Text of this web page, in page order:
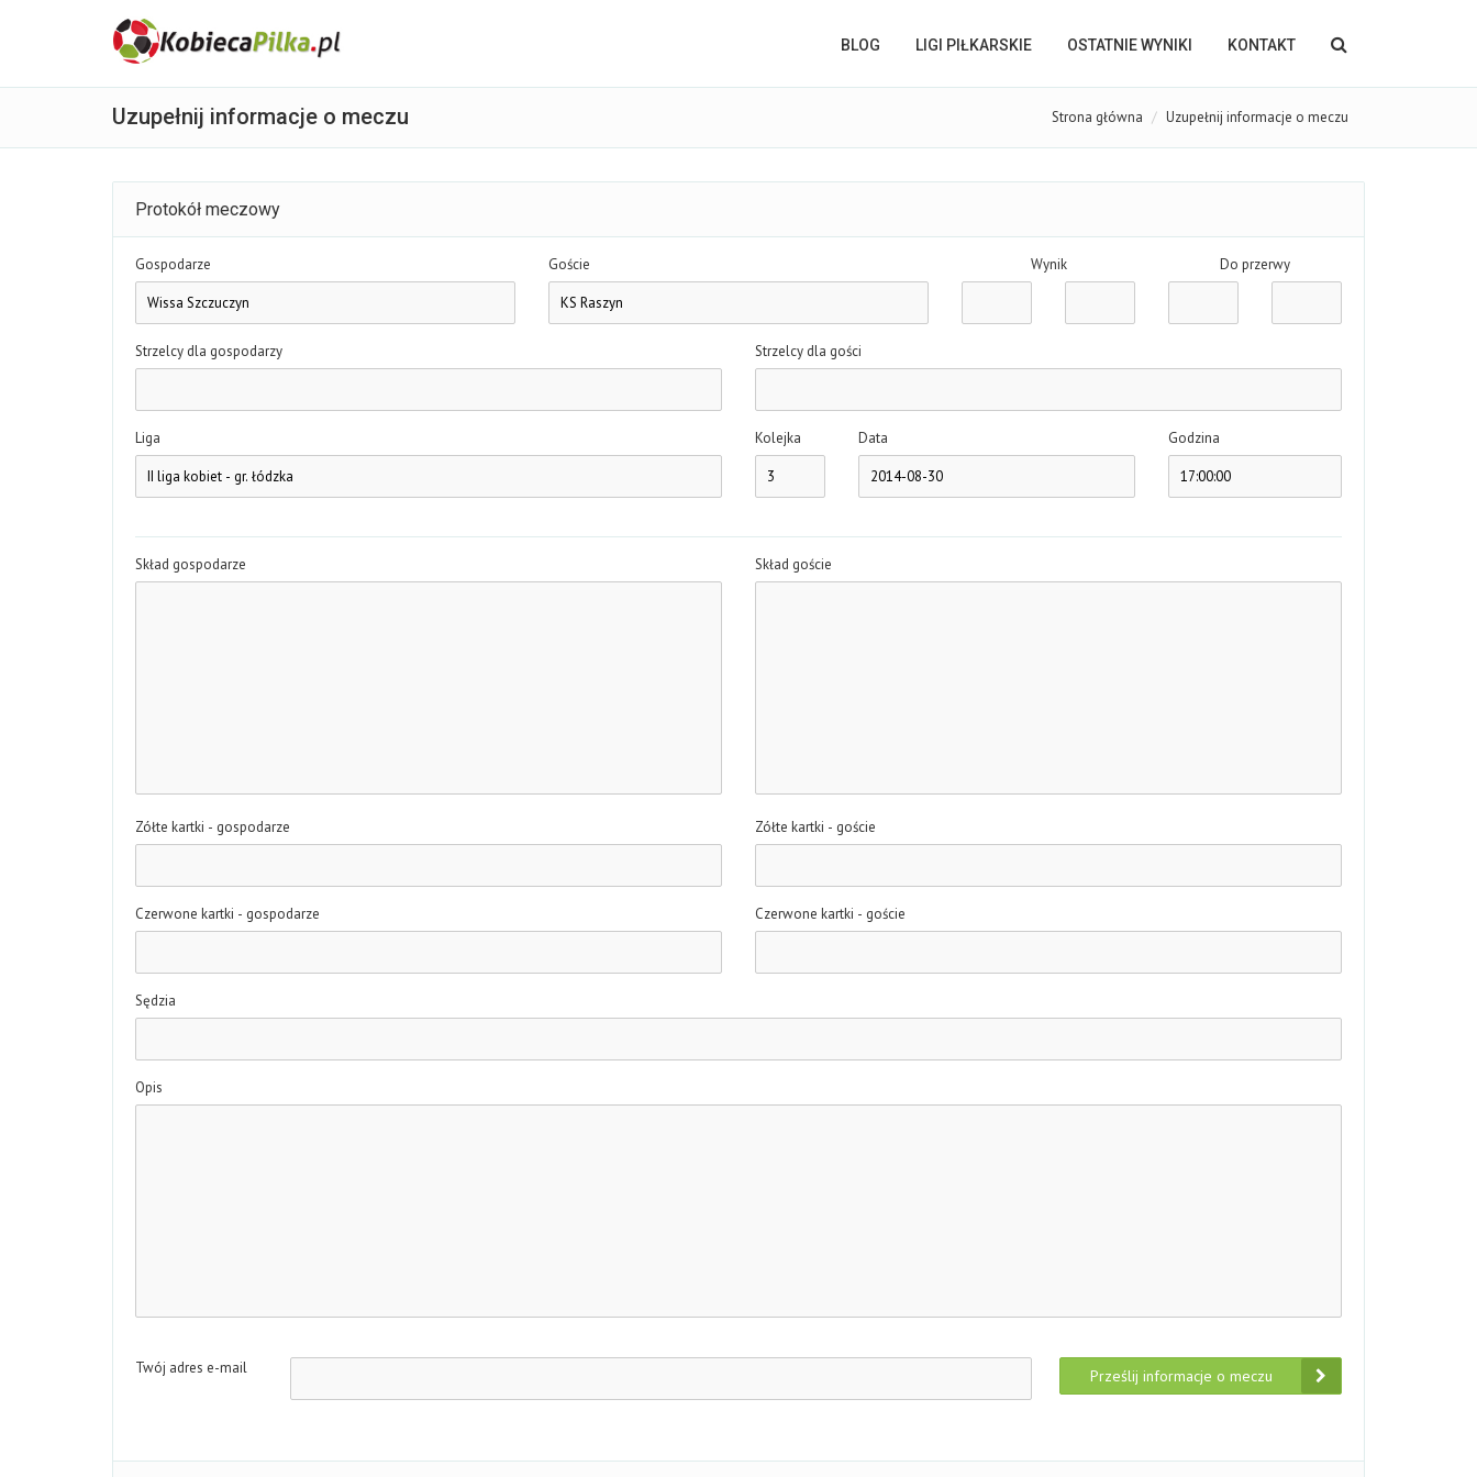
BLOG LIGI PIŁKARSKIE OSTATNIE WYNIKI KONTAKT
Uzupełnij informacje o meczu Strona główna Uzupełnij informacje o meczu
Protokół meczowy
Gospodarze Goście Wynik Do przerwy
Strzelcy dla gospodarzy Strzelcy dla gości
Liga Kolejka Data Godzina
Skład gospodarze Skład goście
Zółte kartki - gospodarze Zółte kartki - goście
Czerwone kartki - gospodarze Czerwone kartki - goście
Sędzia
Opis
Twój adres e-mail Prześlij informacje o meczu